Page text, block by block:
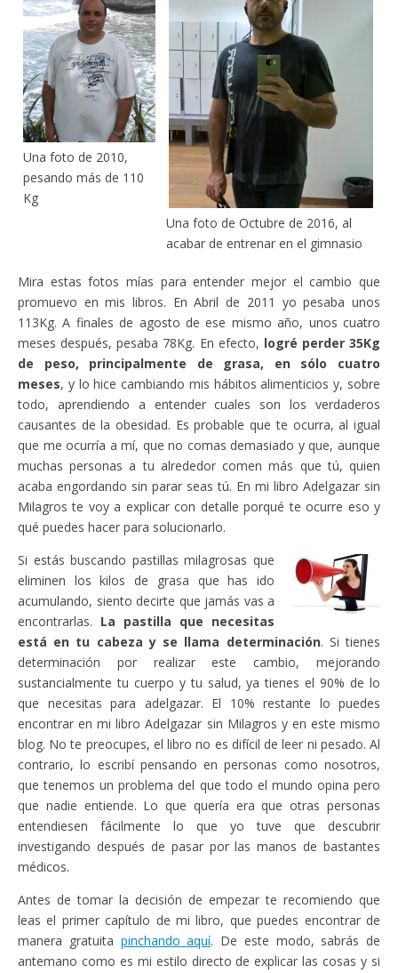
Una foto de 2010,
pesando más de 110
Kg
Una foto de Octubre de 2016, al
acabar de entrenar en el gimnasio
Mira estas fotos mías para entender mejor el cambio que
promuevo en mis libros. En Abril de 2011 yo pesaba unos
113Kg. A finales de agosto de ese mismo año, unos cuatro
meses después, pesaba 78Kg. En efecto, logré perder 35Kg
de peso, principalmente de grasa, en sólo cuatro
meses, y lo hice cambiando mis hábitos alimenticios y, sobre
todo, aprendiendo a entender cuales son los verdaderos
causantes de la obesidad. Es probable que te ocurra, al igual
que me ocurría a mí, que no comas demasiado y que, aunque
muchas personas a tu alrededor comen más que tú, quien
acaba engordando sin parar seas tú. En mi libro Adelgazar sin
Milagros te voy a explicar con detalle porqué te ocurre eso y
qué puedes hacer para solucionarlo.
Si estás buscando pastillas milagrosas que
eliminen los kilos de grasa que has ido
acumulando, siento decirte que jamás vas a
encontrarlas. La pastilla que necesitas
está en tu cabeza y se llama determinación. Si tienes
determinación por realizar este cambio, mejorando
sustancialmente tu cuerpo y tu salud, ya tienes el 90% de lo
que necesitas para adelgazar. El 10% restante lo puedes
encontrar en mi libro Adelgazar sin Milagros y en este mismo
blog. No te preocupes, el libro no es difícil de leer ni pesado. Al
contrario, lo escribí pensando en personas como nosotros,
que tenemos un problema del que todo el mundo opina pero
que nadie entiende. Lo que quería era que otras personas
entendiesen fácilmente lo que yo tuve que descubrir
investigando después de pasar por las manos de bastantes
médicos.
Antes de tomar la decisión de empezar te recomiendo que
leas el primer capítulo de mi libro, que puedes encontrar de
manera gratuita pinchando aquí. De este modo, sabrás de
antemano como es mi estilo directo de explicar las cosas y si